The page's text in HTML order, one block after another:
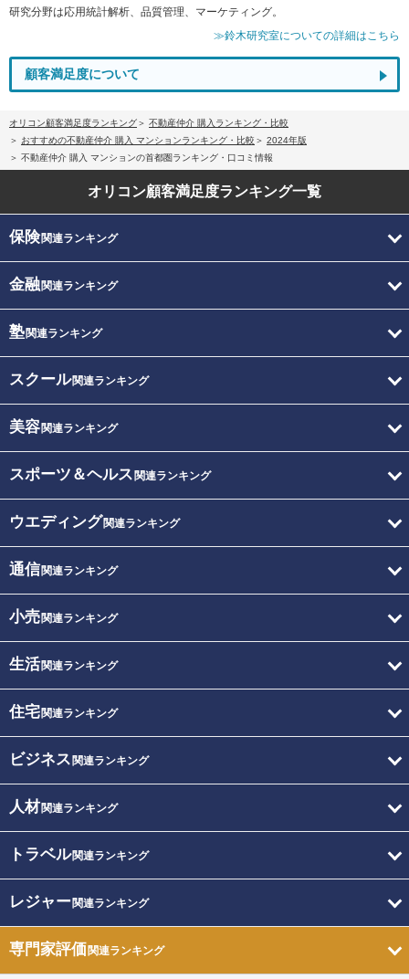
研究分野は応用統計解析、品質管理、マーケティング。
≫鈴木研究室についての詳細はこちら
顧客満足度について
オリコン顧客満足度ランキング
不動産仲介 購入ランキング・比較
おすすめの不動産仲介 購入 マンションランキング・比較
2024年版
不動産仲介 購入 マンションの首都圏ランキング・口コミ情報
オリコン顧客満足度ランキング一覧
保険関連ランキング
金融関連ランキング
塾関連ランキング
スクール関連ランキング
美容関連ランキング
スポーツ＆ヘルス 関連ランキング
ウエディング関連ランキング
通信関連ランキング
小売関連ランキング
生活関連ランキング
住宅関連ランキング
ビジネス 関連ランキング
人材関連ランキング
トラベル関連ランキング
レジャー関連ランキング
専門家評価関連ランキング